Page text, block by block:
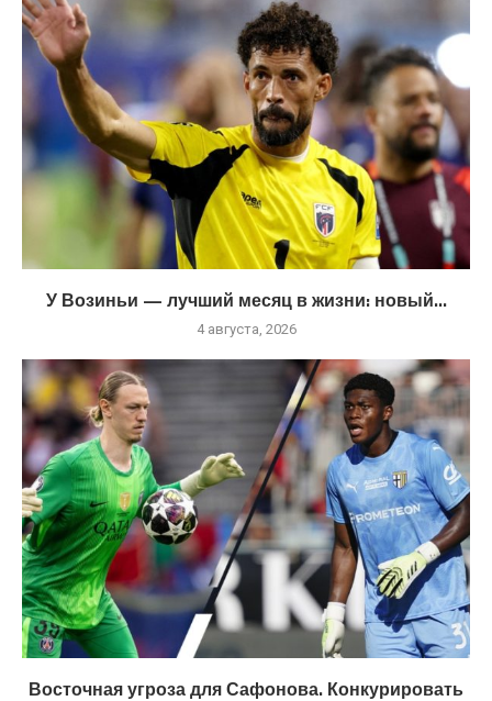
У Возиньи — лучший месяц в жизни: новый...
4 августа, 2026
Восточная угроза для Сафонова. Конкурировать